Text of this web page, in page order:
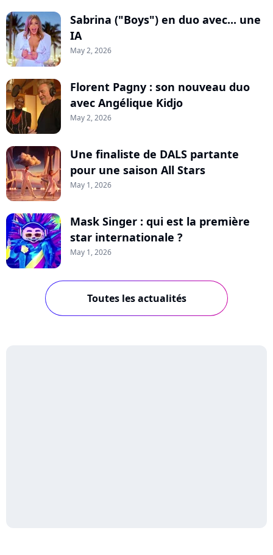
Sabrina ("Boys") en duo avec... une
IA
May 2, 2026
Florent Pagny : son nouveau duo
avec Angélique Kidjo
May 2, 2026
Une finaliste de DALS partante
pour une saison All Stars
May 1, 2026
Mask Singer : qui est la première
star internationale ?
May 1, 2026
Toutes les actualités